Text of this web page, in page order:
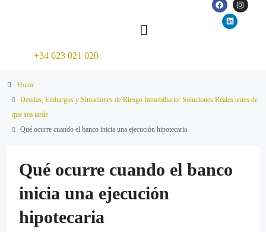
+34 623 021 020
Home
Deudas, Embargos y Situaciones de Riesgo Inmobiliario: Soluciones Reales antes de
que sea tarde
Qué ocurre cuando el banco inicia una ejecución hipotecaria
Qué ocurre cuando el banco
inicia una ejecución
hipotecaria